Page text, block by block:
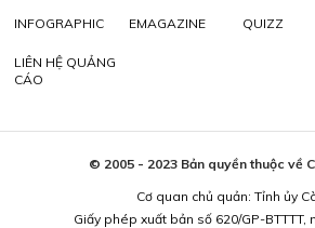
INFOGRAPHIC EMAGAZINE QUIZZ
LIÊN HỆ QUẢNG
CÁO
© 2005 - 2023 Bản quyền thuộc về
Cơ quan chủ quản: Tỉnh ủy
Giấy phép xuất bản số 620/GP-BTTTT,